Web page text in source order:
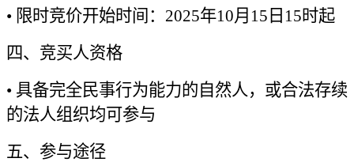
• 限时竞价开始时间：2025年10月15日15时起
四、竞买人资格
• 具备完全民事行为能力的自然人，或合法存续
的法人组织均可参与
五、参与途径